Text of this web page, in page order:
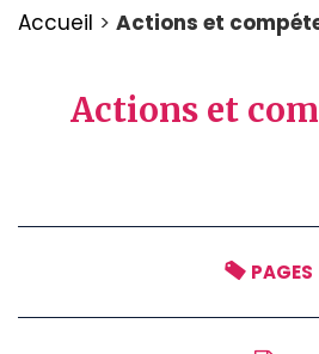
Accueil > Actions et
Actions et
PAGES